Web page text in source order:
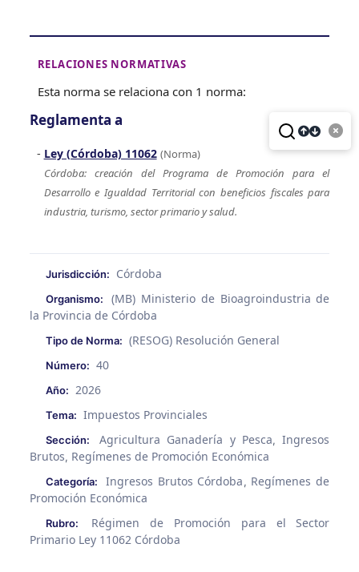
RELACIONES NORMATIVAS
Esta norma se relaciona con 1 norma:
Reglamenta a
Ley (Córdoba) 11062 (Norma)
Córdoba: creación del Programa de Promoción para el
Desarrollo e Igualdad Territorial con beneficios fiscales para
industria, turismo, sector primario y salud.
Jurisdicción: Córdoba
Organismo:
(MB) Ministerio de Bioagroindustria de
la Provincia de Córdoba
Tipo de Norma: (RESOG) Resolución General
Número: 40
Año: 2026
Tema: Impuestos Provinciales
Sección: Agricultura Ganadería y Pesca,Ingresos
Brutos, Regímenes de Promoción Económica
Categoría: Ingresos Brutos Córdoba, Regímenes de
Promoción Económica
Rubro:
Régimen de Promoción para el Sector
Primario Ley 11062 Córdoba